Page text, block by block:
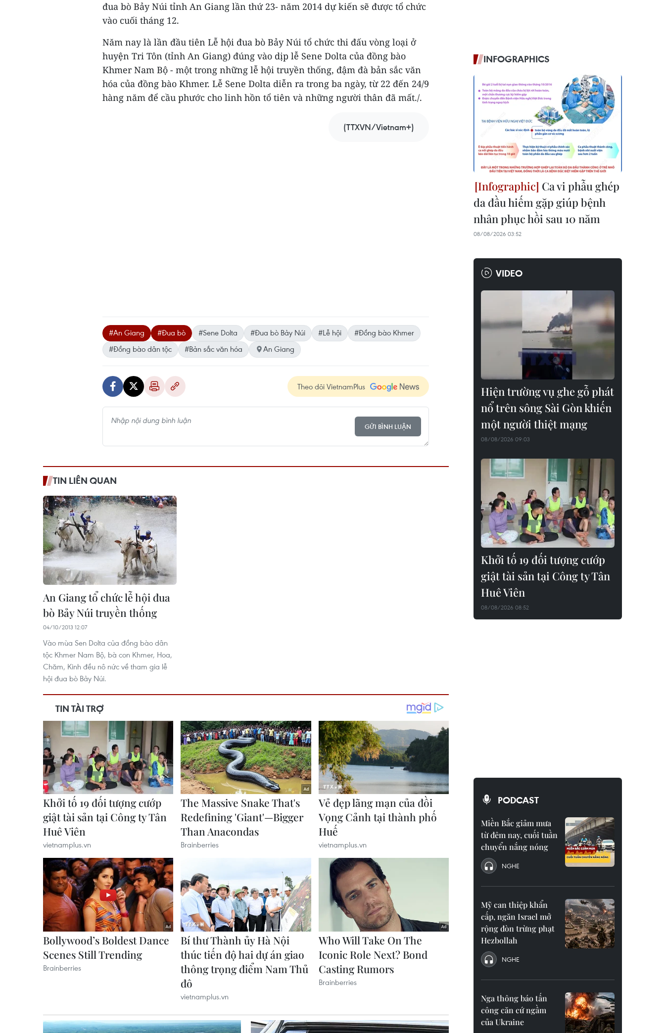
đua bò Bảy Núi tỉnh An Giang lần thứ 23- năm 2014 dự kiến sẽ được tổ chức
vào cuối tháng 12.
Năm nay là lần đầu tiên Lễ hội đua bò Bảy Núi tổ chức thi đấu vòng loại ở
huyện Tri Tôn (tỉnh An Giang) đúng vào dịp lễ Sene Dolta của đồng bào
Khmer Nam Bộ - một trong những lễ hội truyền thống, đậm đà bản sắc văn
hóa của đồng bào Khmer. Lễ Sene Dolta diễn ra trong ba ngày, từ 22 đến 24/9
hàng năm để cầu phước cho linh hồn tổ tiên và những người thân đã mất./.
(TTXVN/Vietnam+)
#An Giang #Đua bò #Sene Dolta #Đua bò Bảy Núi #Lễ hội
#Đồng bào Khmer
#Đồng bào dân tộc
#Bản sắc văn hóa An Giang
Theo dõi VietnamPlus
GỬI BÌNH LUẬN
TIN LIÊN QUAN
An Giang tổ chức lễ hội đua
bò Bảy Núi truyền thống
04/10/2013 12:07
Vào mùa Sen Dolta của đồng bào dân
tộc Khmer Nam Bộ, bà con Khmer, Hoa,
Chăm, Kinh đều nô nức về tham gia lễ
hội đua bò Bảy Núi.
INFOGRAPHICS
Ca vi phẫu ghép
da đầu hiếm gặp giúp bệnh
nhân phục hồi sau 10 năm
08/08/2026 03:52
VIDEO
Hiện trường vụ ghe gỗ phát
nổ trên sông Sài Gòn khiến
một người thiệt mạng
08/08/2026 09:03
Khởi tố 19 đối tượng cướp
giật tài sản tại Công ty Tân
Huê Viên
08/08/2026 08:52
PODCAST
Miền Bắc giảm mưa
từ đêm nay, cuối tuần
chuyển nắng nóng
NGHE
Mỹ can thiệp khẩn
cấp, ngăn Israel mở
rộng đòn trừng phạt
Hezbollah
NGHE
Nga thông báo tấn
công căn cứ ngầm
của Ukraine